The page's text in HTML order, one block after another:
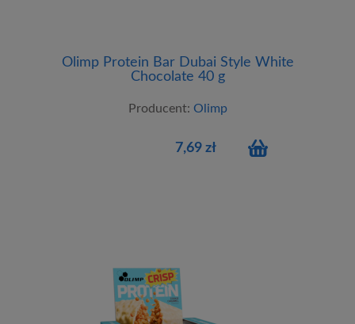
Olimp Protein Bar Dubai Style White
Chocolate 40 g
Producent: Olimp
7,69 zł